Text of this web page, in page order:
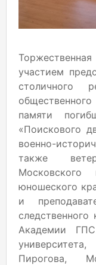
участием
столичного
памяти
«Поискового
военно-
также
Московского
юношеского
и
Академии
Пирогова,